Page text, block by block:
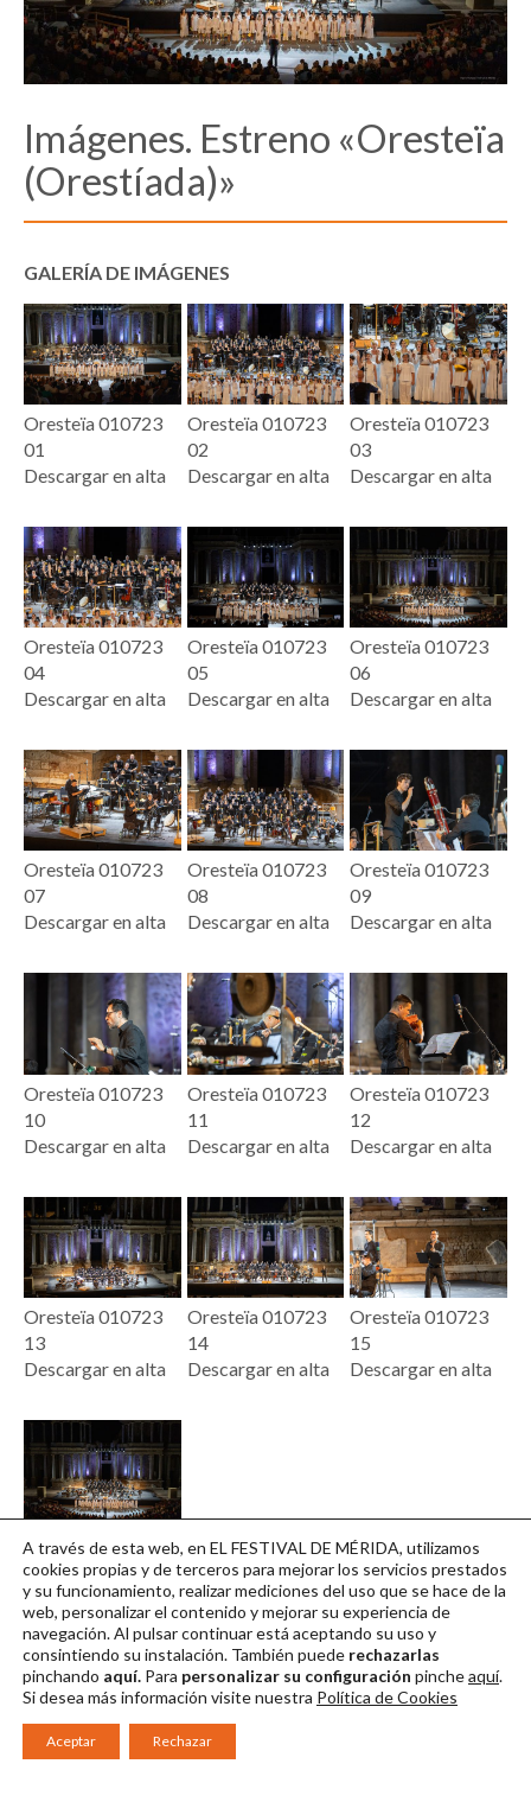
Imágenes. Estreno «Oresteïa
(Orestíada)»
GALERÍA DE IMÁGENES
Oresteïa 010723
01
Descargar en alta
Oresteïa 010723
02
Descargar en alta
Oresteïa 010723
03
Descargar en alta
Oresteïa 010723
04
Descargar en alta
Oresteïa 010723
05
Descargar en alta
Oresteïa 010723
06
Descargar en alta
Oresteïa 010723
07
Descargar en alta
Oresteïa 010723
08
Descargar en alta
Oresteïa 010723
09
Descargar en alta
Oresteïa 010723
10
Descargar en alta
Oresteïa 010723
11
Descargar en alta
Oresteïa 010723
12
Descargar en alta
Oresteïa 010723
13
Descargar en alta
Oresteïa 010723
14
Descargar en alta
Oresteïa 010723
15
Descargar en alta
Oresteïa 010723
16
Descargar en alta
A través de esta web, en EL FESTIVAL DE MÉRIDA, utilizamos
cookies propias y de terceros para mejorar los servicios prestados
y su funcionamiento, realizar mediciones del uso que se hace de la
web, personalizar el contenido y mejorar su experiencia de
navegación. Al pulsar continuarestá aceptando su uso y
consintiendo su instalación. También puede rechazarlas
pinchando aquí. Para personalizar su configuración pincheaquí.
Si desea más información visite nuestra Política de Cookies
Aceptar Rechazar